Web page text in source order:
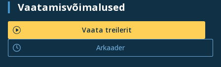
Vaatamisvõimalused
Vaata treilerit
Arkaader